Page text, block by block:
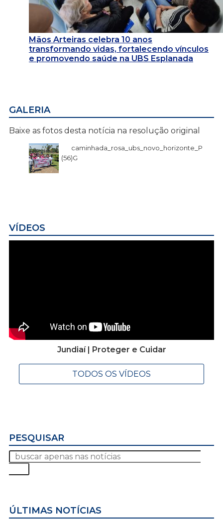
Mãos Arteiras celebra 10 anos
transformando vidas, fortalecendo vínculos
e promovendo saúde na UBS Esplanada
GALERIA
Baixe as fotos desta notícia na resolução original
caminhada_rosa_ubs_novo_horizonte_P
(56)G
VÍDEOS
Jundiaí | Proteger e Cuidar
TODOS OS VÍDEOS
PESQUISAR
ÚLTIMAS NOTÍCIAS